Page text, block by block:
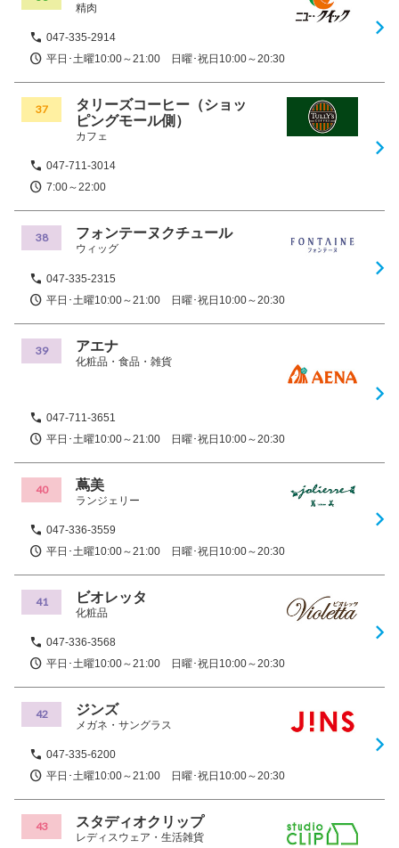
精肉
047-335-2914
平日･土曜10:00～21:00 日曜･祝日10:00～20:30
37
タリーズコーヒー（ショッ
ピングモール側）
カフェ
047-711-3014
7:00～22:00
38 フォンテーヌクチュール
ウィッグ
047-335-2315
平日･土曜10:00～21:00 日曜･祝日10:00～20:30
39 アエナ
化粧品・食品・雑貨
047-711-3651
平日･土曜10:00～21:00 日曜･祝日10:00～20:30
40 蔦美
ランジェリー
047-336-3559
平日･土曜10:00～21:00 日曜･祝日10:00～20:30
41 ビオレッタ
化粧品
047-336-3568
平日･土曜10:00～21:00 日曜･祝日10:00～20:30
42 ジンズ
メガネ・サングラス
047-335-6200
平日･土曜10:00～21:00 日曜･祝日10:00～20:30
43 スタディオクリップ
レディスウェア・生活雑貨